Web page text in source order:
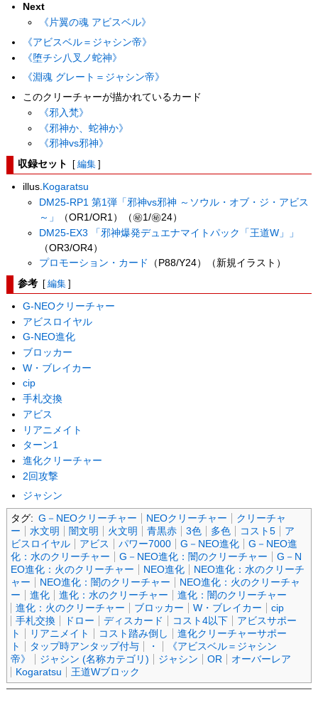
Next
《片翼の魂 アビスベル》
《アビスベル＝ジャシン帝》
《堕チシ八叉ノ蛇神》
《淵魂 グレート＝ジャシン帝》
このクリーチャーが描かれているカード
《邪入梵》
《邪神か、蛇神か》
《邪神vs邪神》
収録セット [ 編集 ]
illus. Kogaratsu
DM25-RP1 第1弾「邪神vs邪神 ～ソウル・オブ・ジ・アビス
～」
（OR1/OR1）（㊙1/㊙24）
DM25-EX3 「邪神爆発デュエナマイトパック「王道W」」
（OR3/OR4）
プロモーション・カード
（P88/Y24）（新規イラスト）
参考 [ 編集 ]
G-NEOクリーチャー
アビスロイヤル
G-NEO進化
ブロッカー
W・ブレイカー
cip
手札交換
アビス
リアニメイト
ターン1
進化クリーチャー
2回攻撃
ジャシン
タグ: G－NEOクリーチャー NEOクリーチャー
クリーチャ
ー
水文明 闇文明 火文明 青黒赤 3色 多色 コスト5
ア
ビスロイヤル
アビス パワー7000 G－NEO進化
G－NEO進
化：水のクリーチャー
G－NEO進化：闇のクリーチャー
G－N
EO進化：火のクリーチャー
NEO進化
NEO進化：水のクリーチ
ャー
NEO進化：闇のクリーチャー
NEO進化：火のクリーチャ
ー
進化 進化：水のクリーチャー
進化：闇のクリーチャー
進化：火のクリーチャー
ブロッカー W・ブレイカー
cip
手札交換
ドロー ディスカード コスト4以下
アビスサポー
ト
リアニメイト コスト踏み倒し
進化クリーチャーサポー
ト
タップ時アンタップ付与 ・
《アビスベル＝ジャシン
帝》
ジャシン (名称カテゴリ) ジャシン OR
オーバーレア
Kogaratsu
王道Wブロック